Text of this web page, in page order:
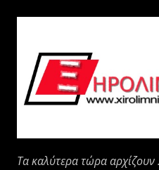
Μετάβαση στο
Τα καλύτερα τώρα αρχίζουν